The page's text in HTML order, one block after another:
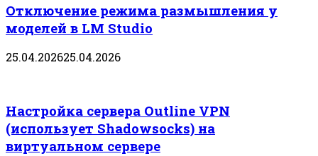
Отключение режима размышления у
моделей в LM Studio
25.04.202625.04.2026
Настройка сервера Outline VPN
(использует Shadowsocks) на
виртуальном сервере